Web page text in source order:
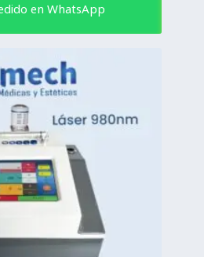
en WhatsApp